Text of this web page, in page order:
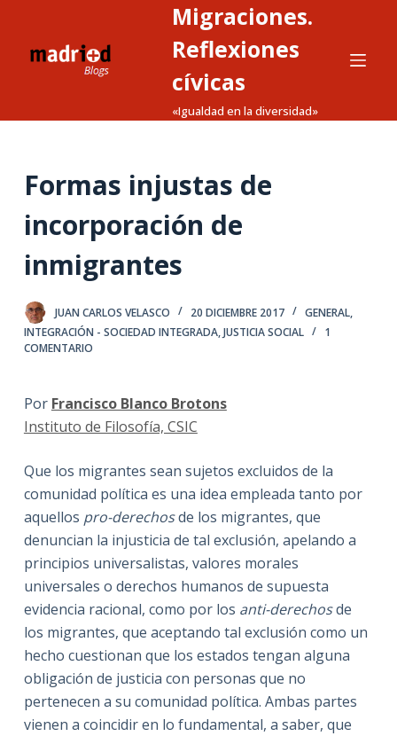
n
n
Migraciones.
Reflexiones
cívicas
«Igualdad en la diversidad»
Formas injustas de
incorporación de
inmigrantes
JUAN CARLOS VELASCO 20 DICIEMBRE 2017 GENERAL,
INTEGRACIÓN - SOCIEDAD INTEGRADA,JUSTICIA SOCIAL
1
COMENTARIO
Por Francisco Blanco Brotons
Instituto de Filosofía, CSIC
Que los migrantes sean sujetos excluidos de la
comunidad política es una idea empleada tanto por
aquellos pro-derechosde los migrantes, que
denuncian la injusticia de tal exclusión, apelando a
principios universalistas, valores morales
universales o derechos humanos de supuesta
evidencia racional, como por los anti-derechosde
los migrantes, que aceptando tal exclusión como un
hecho cuestionan que los estados tengan alguna
obligación de justicia con personas que no
pertenecen a su comunidad política. Ambas partes
vienen a coincidir en lo fundamental, a saber, que